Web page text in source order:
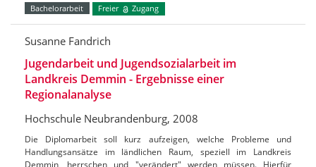
Bachelorarbeit Freier Zugang
Susanne Fandrich
Jugendarbeit und Jugendsozialarbeit im
Landkreis Demmin - Ergebnisse einer
Regionalanalyse
Hochschule Neubrandenburg, 2008
Die Diplomarbeit soll kurz aufzeigen, welche Probleme und
Handlungsansätze im ländlichen Raum, speziell im Landkreis
Demmin, herrschen und "verändert" werden müssen. Hierfür